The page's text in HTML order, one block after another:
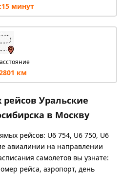
минут
км
Уральские
в Москву
рейсов: U6 754, U6 750, U6
авиалинии на направлении
самолетов вы узнате:
рейса, аэропорт, день